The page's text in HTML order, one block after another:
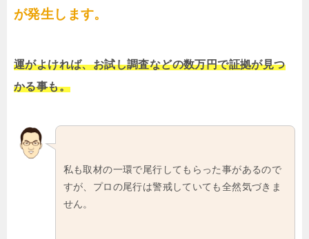
が発生します。
運がよければ、お試し調査などの数万円で証拠が見つ
かる事も。
私も取材の一環で尾行してもらった事があるので
すが、プロの尾行は警戒していても全然気づきま
せん。